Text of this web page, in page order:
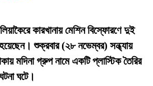
কারখানায় মেশিন বিস্ফোরণে দুই
শুক্রবার (২৮ নভেম্বর) সন্ধ্যায়
মদিনা গ্রুপ নামে একটি প্লাস্টিক তৈরির
ঘটে।